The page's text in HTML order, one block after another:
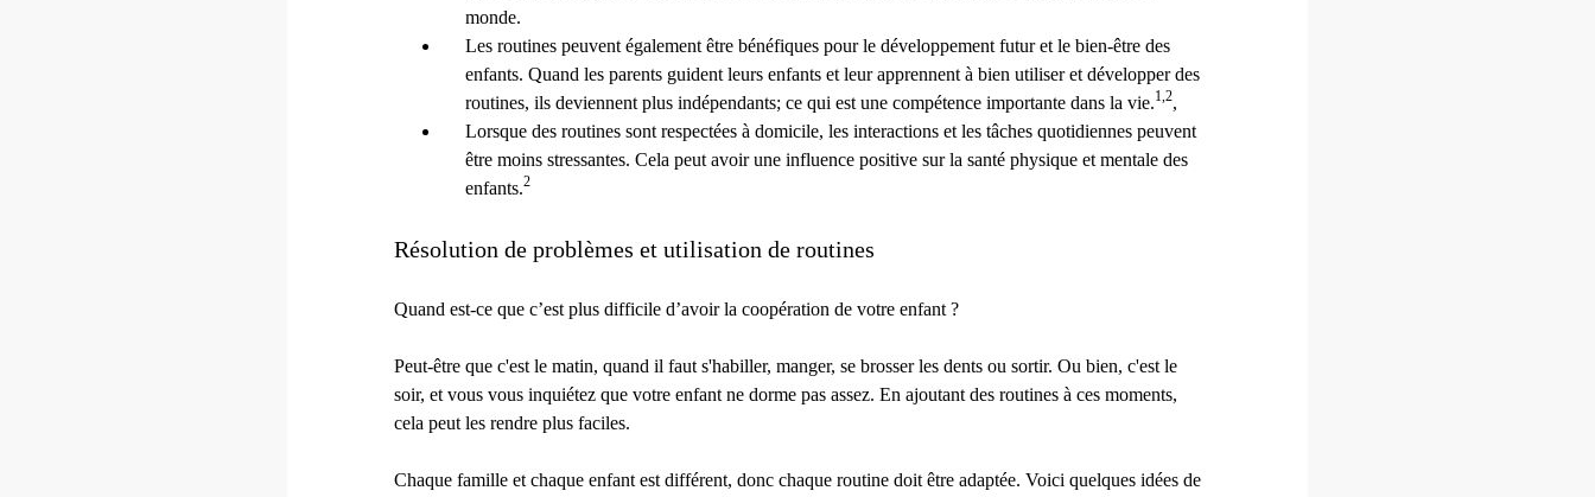
monde.
Les routines peuvent également être bénéfiques pour le développement futur et le bien-être des
enfants. Quand les parents guident leurs enfants et leur apprennent à bien utiliser et développer des
routines, ils deviennent plus indépendants; ce qui est une compétence importante dans la vie.1,2,
Lorsque des routines sont respectées à domicile, les interactions et les tâches quotidiennes peuvent
être moins stressantes. Cela peut avoir une influence positive sur la santé physique et mentale des
enfants.2
Résolution de problèmes et utilisation de routines
Quand est-ce que c’est plus difficile d’avoir la coopération de votre enfant ?
Peut-être que c'est le matin, quand il faut s'habiller, manger, se brosser les dents ou sortir. Ou bien, c'est le
soir, et vous vous inquiétez que votre enfant ne dorme pas assez. En ajoutant des routines à ces moments,
cela peut les rendre plus faciles.
Chaque famille et chaque enfant est différent, donc chaque routine doit être adaptée. Voici quelques idées de